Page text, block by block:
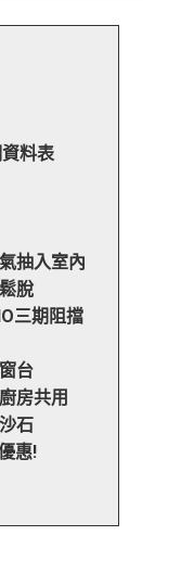
料表
抽入室內
脫
三期阻擋
台
房共用
石
惠!